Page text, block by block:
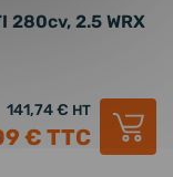
280cv, 2.5 WRX
141,74 € HT
€ TTC